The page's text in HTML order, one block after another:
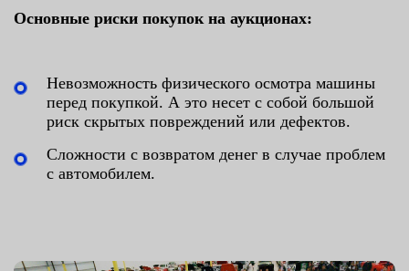
Основные риски покупок на аукционах:
Невозможность физического осмотра машины
перед покупкой. А это несет с собой большой
риск скрытых повреждений или дефектов.
Сложности с возвратом денег в случае проблем
с автомобилем.